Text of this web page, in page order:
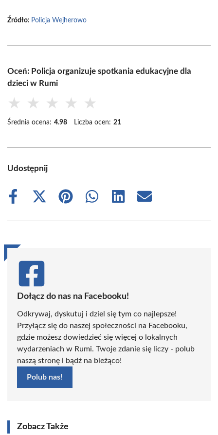
Źródło: Policja Wejherowo
Oceń: Policja organizuje spotkania edukacyjne dla
dzieci w Rumi
★ ★ ★ ★ ★
Średnia ocena: 4.98 Liczba ocen: 21
Udostępnij
Share
Share
(Twitter)
Share
Share
Share
Share
Dołącz do nas na Facebooku!
Odkrywaj, dyskutuj i dziel się tym co najlepsze!
Przyłącz się do naszej społeczności na Facebooku,
gdzie możesz dowiedzieć się więcej o lokalnych
wydarzeniach w Rumi. Twoje zdanie się liczy - polub
naszą stronę i bądź na bieżąco!
Polub nas!
Zobacz Także